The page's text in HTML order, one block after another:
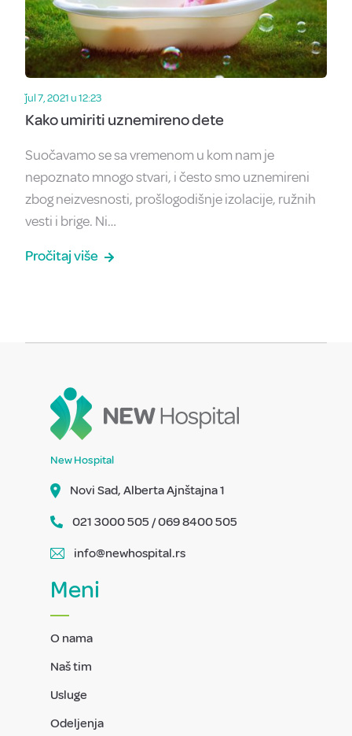
ǰul 7, 2021 u 12:23
Kako umiriti uznemireno dete
Suočavamo se sa vremenom u kom nam je
nepoznato mnogo stvari, i često smo uznemireni
zbog neizvesnosti, prošlogodišnje izolacije, ružnih
vesti i brige. Ni…
Pročitaj više
New Hospital
Novi Sad, Alberta Ajnštajna 1
021 3000 505 / 069 8400 505
info@newhospital.rs
Meni
O nama
Naš tim
Usluge
Odeljenja